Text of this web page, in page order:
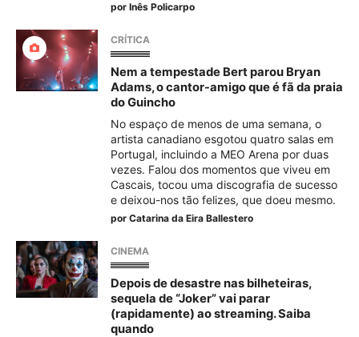
por Inês Policarpo
CRÍTICA
Nem a tempestade Bert parou Bryan
Adams, o cantor-amigo que é fã da praia
do Guincho
No espaço de menos de uma semana, o
artista canadiano esgotou quatro salas em
Portugal, incluindo a MEO Arena por duas
vezes. Falou dos momentos que viveu em
Cascais, tocou uma discografia de sucesso
e deixou-nos tão felizes, que doeu mesmo.
por Catarina da Eira Ballestero
CINEMA
Depois de desastre nas bilheteiras,
sequela de “Joker” vai parar
(rapidamente) ao streaming. Saiba
quando